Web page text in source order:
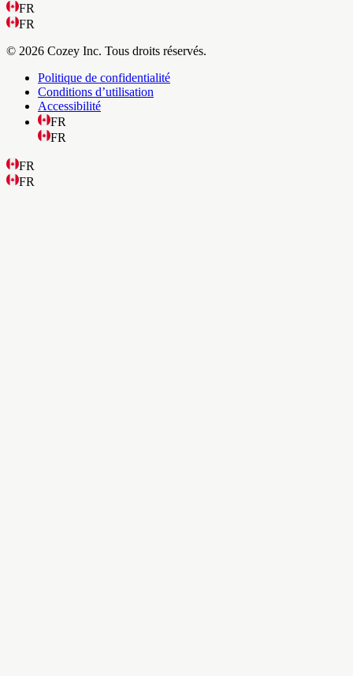
FR
FR
© 2026 Cozey Inc. Tous droits réservés.
Politique de confidentialité
Conditions d’utilisation
Accessibilité
FR
FR
FR
FR